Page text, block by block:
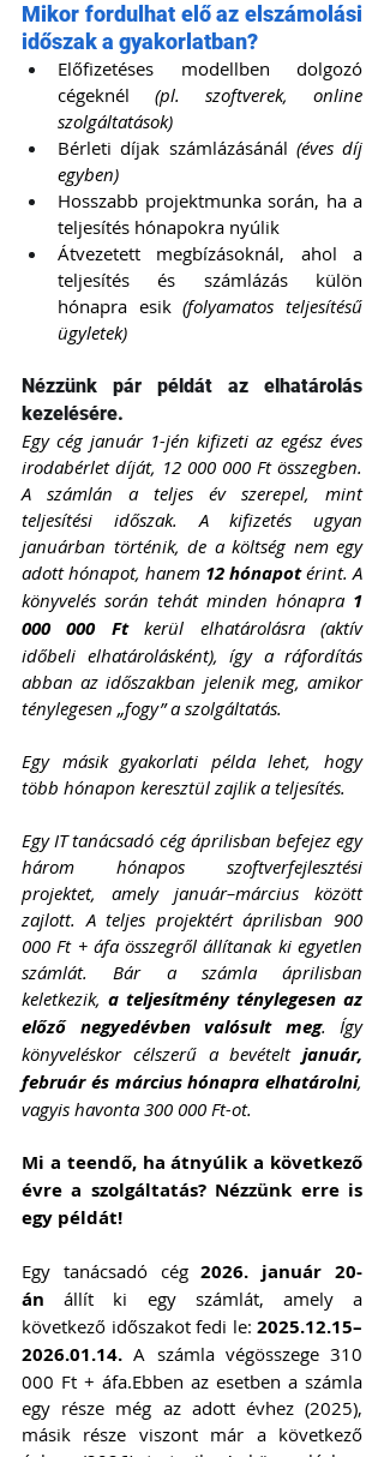
Mikor fordulhat elő az elszámolási
időszak a gyakorlatban?
Előfizetéses modellben dolgozó
cégeknél (pl. szoftverek, online
szolgáltatások)
Bérleti díjak számlázásánál (éves díj
egyben)
Hosszabb projektmunka során, ha a
teljesítés hónapokra nyúlik
Átvezetett megbízásoknál, ahol a
teljesítés és számlázás külön
hónapra esik (folyamatos teljesítésű
ügyletek)
Nézzünk pár példát az elhatárolás
kezelésére.
Egy cég január 1-jén kifizeti az egész éves
irodabérlet díját, 12 000 000 Ft összegben.
A számlán a teljes év szerepel, mint
teljesítési időszak. A kifizetés ugyan
januárban történik, de a költség nem egy
adott hónapot, hanem 12 hónapot érint. A
könyvelés során tehát minden hónapra 1
000 000 Ft kerül elhatárolásra (aktív
időbeli elhatárolásként), így a ráfordítás
abban az időszakban jelenik meg, amikor
ténylegesen „fogy” a szolgáltatás.
Egy másik gyakorlati példa lehet, hogy
több hónapon keresztül zajlik a teljesítés.
Egy IT tanácsadó cég áprilisban befejez egy
három hónapos szoftverfejlesztési
projektet, amely január–március között
zajlott. A teljes projektért áprilisban 900
000 Ft + áfa összegről állítanak ki egyetlen
számlát. Bár a számla áprilisban
keletkezik, a teljesítmény ténylegesen az
előző negyedévben valósult meg. Így
könyveléskor célszerű a bevételt január,
február és március hónapra elhatárolni,
vagyis havonta 300 000 Ft-ot.
Mi a teendő, ha átnyúlik a következő
évre a szolgáltatás? Nézzünk erre is
egy példát!
Egy tanácsadó cég 2026. január 20-
án állít ki egy számlát, amely a
következő időszakot fedi le: 2025.12.15–
2026.01.14. A számla végösszege 310
000 Ft + áfa.Ebben az esetben a számla
egy része még az adott évhez (2025),
másik része viszont már a következő